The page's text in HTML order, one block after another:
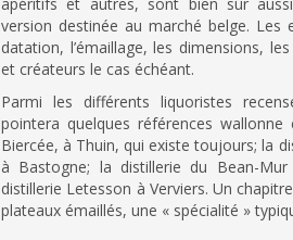
version destinée au marché belge. Les
datation, l’émaillage, les dimensions,
et créateurs le cas échéant.
Parmi les différents liquoristes
pointera quelques références
Biercée, à Thuin, qui existe toujours; la
à Bastogne; la distillerie du Bean-
distillerie Letesson à Verviers. Un
plateaux émaillés, une « spécialité »